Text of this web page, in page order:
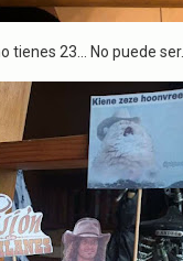
tienes 23... No puede ser...